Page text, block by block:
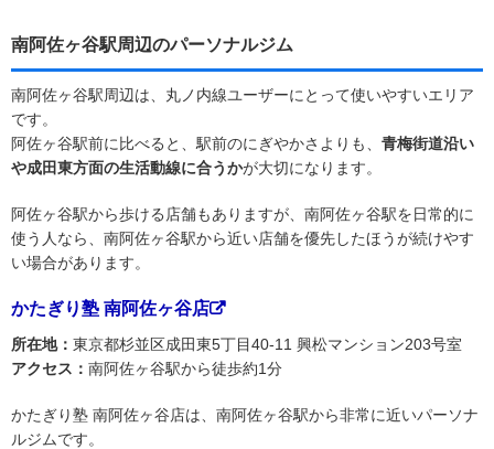
南阿佐ヶ谷駅周辺のパーソナルジム
南阿佐ヶ谷駅周辺は、丸ノ内線ユーザーにとって使いやすいエリア
です。
阿佐ヶ谷駅前に比べると、駅前のにぎやかさよりも、 青梅街道沿い
や成田東方面の生活動線に合うかが大切になります。
阿佐ヶ谷駅から歩ける店舗もありますが、南阿佐ヶ谷駅を日常的に
使う人なら、南阿佐ヶ谷駅から近い店舗を優先したほうが続けやす
い場合があります。
かたぎり塾 南阿佐ヶ谷店
所在地： 東京都杉並区成田東5丁目40-11 興松マンション203号室
アクセス： 南阿佐ヶ谷駅から徒歩約1分
かたぎり塾 南阿佐ヶ谷店は、南阿佐ヶ谷駅から非常に近いパーソナ
ルジムです。